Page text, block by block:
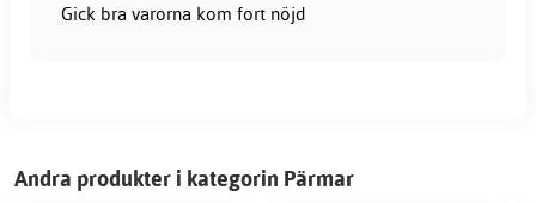
Gick bra varorna kom fort nöjd
Andra produkter i kategorin Pärmar